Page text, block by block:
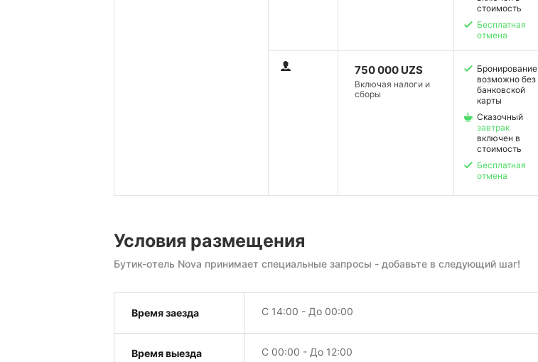
750 000 UZS
Включая налоги и
сборы
стоимость
Бесплатная
отмена
Бронирование
возможно без
банковской
карты
Сказочный
завтрак
включен в
стоимость
Бесплатная
отмена
Условия размещения
Бутик-отель Nova принимает специальные запросы - добавьте в следующий шаг!
Время заезда С 14:00 - До 00:00
Время выезда С 00:00 - До 12:00